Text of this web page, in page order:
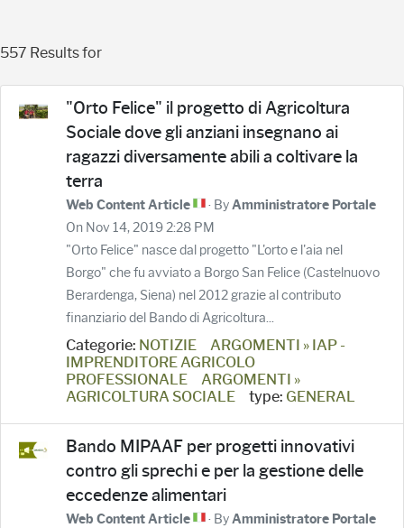
557 Results for
"Orto Felice" il progetto di Agricoltura
Sociale dove gli anziani insegnano ai
ragazzi diversamente abili a coltivare la
terra
Web Content Article · ByAmministratore Portale
On Nov 14, 2019 2:28 PM
"Orto Felice" nasce dal progetto "L'orto e l'aia nel
Borgo" che fu avviato a Borgo San Felice (Castelnuovo
Berardenga, Siena) nel 2012 grazie al contributo
finanziario del Bando di Agricoltura...
Categorie: NOTIZIE
ARGOMENTI » IAP -
IMPRENDITORE AGRICOLO
PROFESSIONALE
ARGOMENTI »
AGRICOLTURA SOCIALE
type: GENERAL
Bando MIPAAF per progetti innovativi
contro gli sprechi e per la gestione delle
eccedenze alimentari
Web Content Article · ByAmministratore Portale